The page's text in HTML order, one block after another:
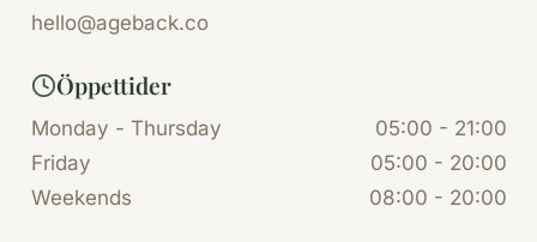
hello@ageback.co
Öppettider
Monday - Thursday
05:00 - 21:00
Friday
05:00 - 20:00
Weekends
08:00 - 20:00